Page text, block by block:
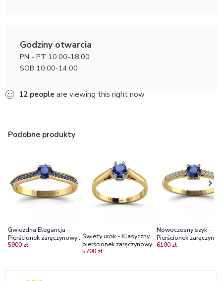
Godziny otwarcia
PN - PT 10:00-18:00
SOB 10:00-14:00
12 people are viewing this right now
Podobne produkty
Gwiezdna Elegancja -
Pierścionek zaręczynowy z
żółtego złota z szafirami
5900 zł
Świeży urok - Klasyczny
pierścionek zaręczynowy z
dwukolorowego złota z
5700 zł
Nowoczesny szyk -
Pierścionek
żółtego złota z
6100 zł